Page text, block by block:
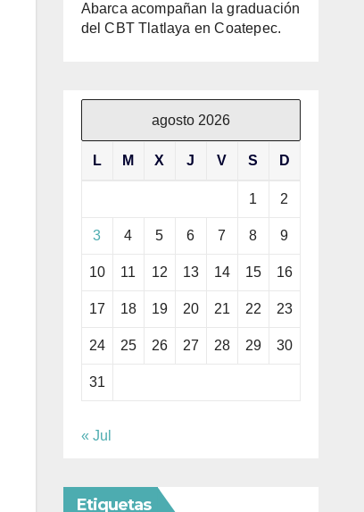
Abarca acompañan la graduación
del CBT Tlatlaya en Coatepec.
agosto 2026
L M X J V S D
1 2
3 4 5 6 7 8 9
10 11 12 13 14 15 16
17 18 19 20 21 22 23
24 25 26 27 28 29 30
31
« Jul
Etiquetas